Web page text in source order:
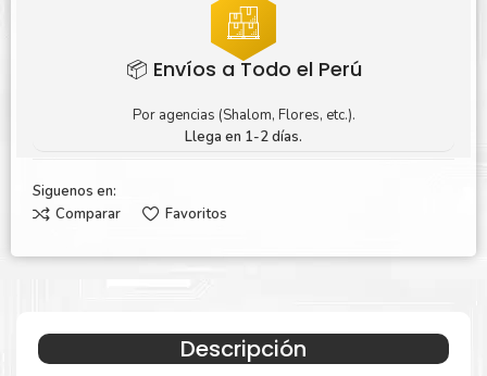
📦 Envíos a Todo el Perú
Por agencias (Shalom, Flores, etc.).
Llega en 1-2 días.
Siguenos en:
Comparar
Favoritos
Descripción